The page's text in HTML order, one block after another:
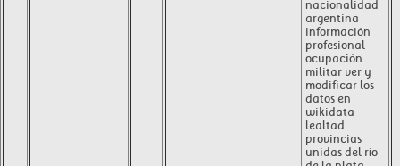
nacionalidad
argentina
información
profesional
ocupación
militar ver y
modificar los
datos en
wikidata
lealtad
provincias
unidas del río